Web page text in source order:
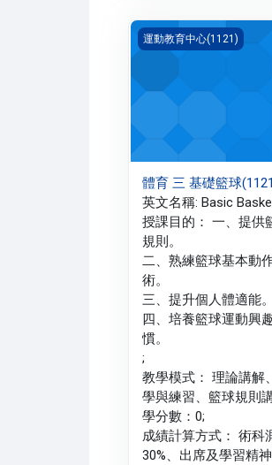
體育 三 基礎籃球
運動教育中心(1121)
體育 三 基礎籃球
英文名稱: Basic
授課目的： 一、提供
規則。
二、熟練籃球基本動
術。
三、提升個人體適能。
四、培養籃球運動興
慣。
;
教學模式： 理論講解
學與練習、籃球規則
學分數：0;
成績計算方式： 術科
30%、出席及學習精